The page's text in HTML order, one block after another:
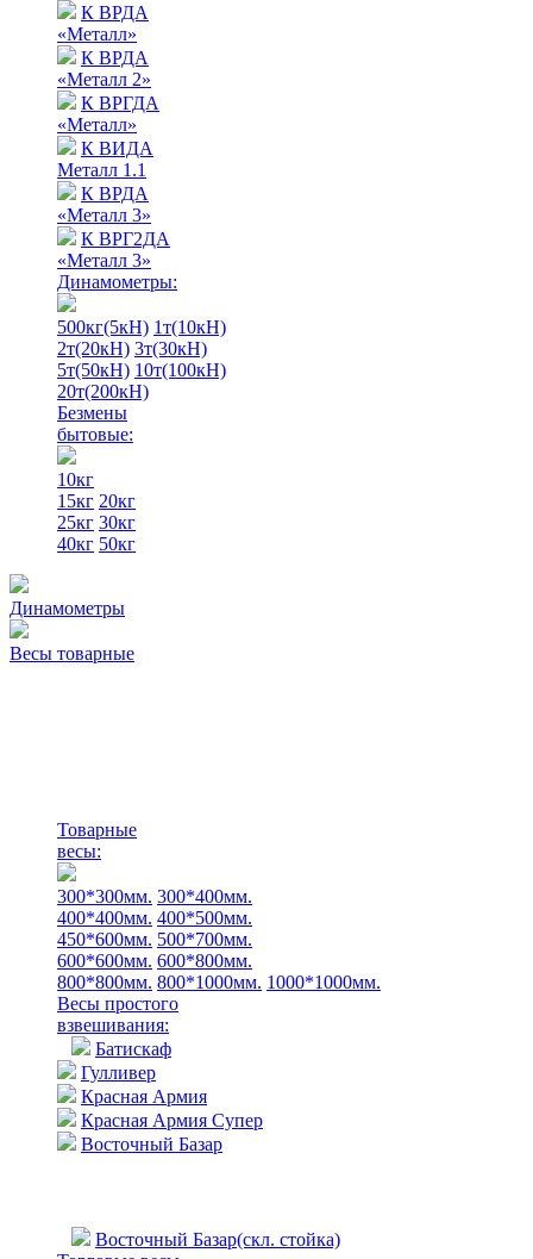
К ВРДА
«Металл»
К ВРДА
«Металл 2»
К ВРГДА
«Металл»
К ВИДА
Металл 1.1
К ВРДА
«Металл 3»
К ВРГ2ДА
«Металл 3»
Динамометры:
500кг(5кН) 1т(10кН)
2т(20кН) 3т(30кН)
5т(50кН) 10т(100кН)
20т(200кН)
Безмены
бытовые:
10кг
15кг 20кг
25кг 30кг
40кг 50кг
Динамометры
Весы товарные
Товарные
весы:
300*300мм. 300*400мм.
400*400мм. 400*500мм.
450*600мм. 500*700мм.
600*600мм. 600*800мм.
800*800мм. 800*1000мм. 1000*1000мм.
Весы простого
взвешивания:
Батискаф
Гулливер
Красная Армия
Красная Армия Супер
Восточный Базар
Восточный Базар(скл. стойка)